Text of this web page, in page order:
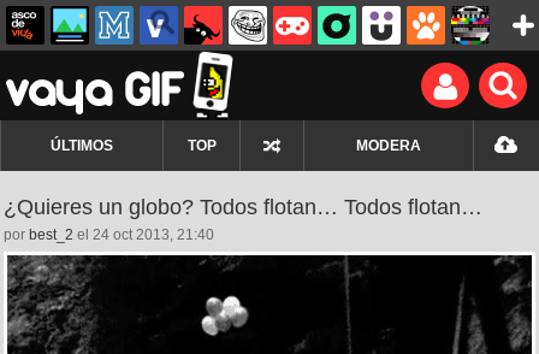
ÚLTIMOS TOP MODERA
¿Quieres un globo? Todos flotan… Todos flotan…
por best_2 el 24 oct 2013, 21:40